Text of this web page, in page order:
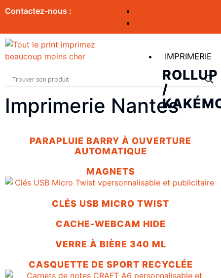
Contactez-nous :
IMPRIMERIE
ROLLUP
/
Imprimerie Nantes
PARAPLUIE BARRY À OUVERTURE
AUTOMATIQUE
MAGNETS
CLÉS USB MICRO TWIST
CACHE-WEBCAM HIDE
VERRE À BIÈRE 340 ML
CASQUETTE DE SPORT RECYCLÉE